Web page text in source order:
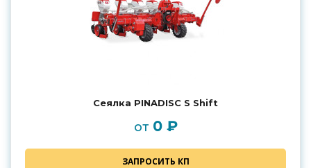
Сеялка PINADISC S Shift
от 0 ₽
ЗАПРОСИТЬ КП